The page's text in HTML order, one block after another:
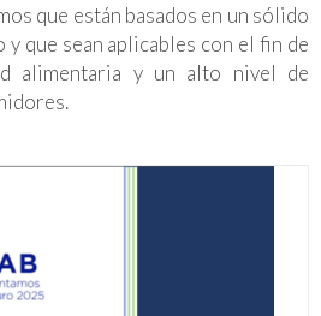
que están basados en un sólido
que sean aplicables con el fin de
alimentaria y un alto nivel de